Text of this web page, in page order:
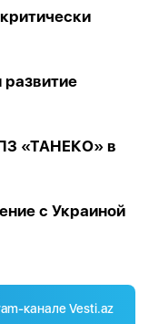
«ТАНЕКО» в
с Украиной
канале Vesti.az